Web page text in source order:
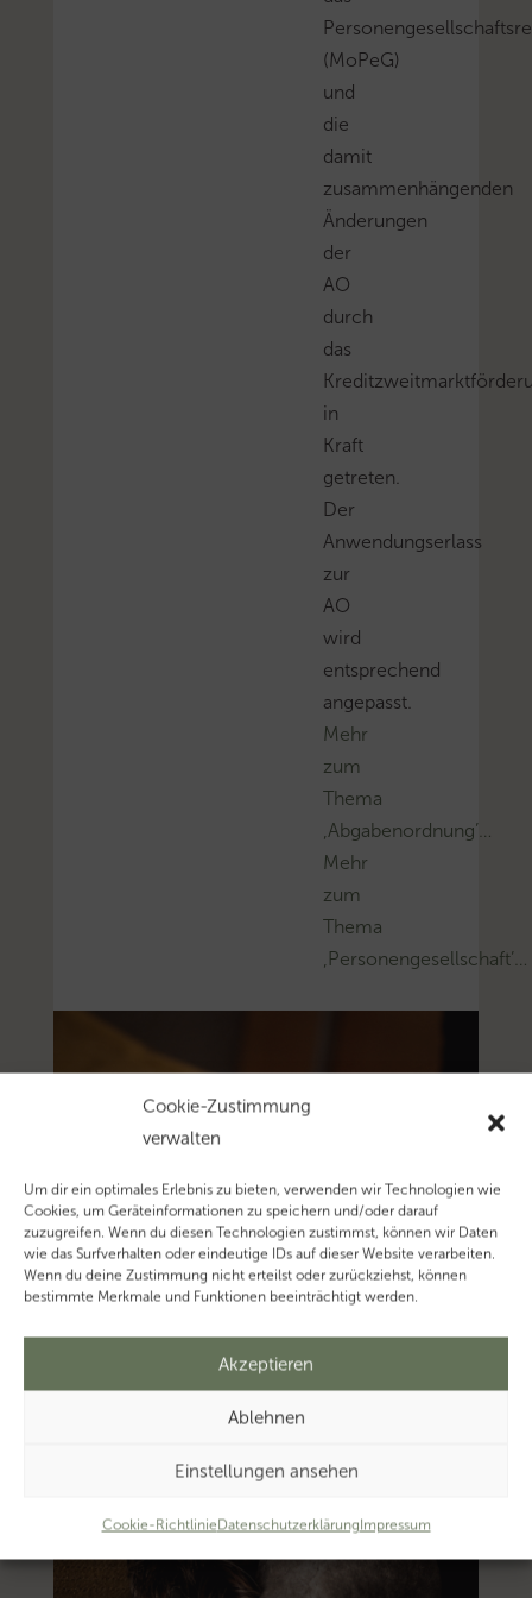
Cookie-Zustimmung
verwalten
Um dir ein optimales Erlebnis zu bieten, verwenden wir Technologien wie
Cookies, um Geräteinformationen zu speichern und/oder darauf
zuzugreifen. Wenn du diesen Technologien zustimmst, können wir Daten
wie das Surfverhalten oder eindeutige IDs auf dieser Website verarbeiten.
Wenn du deine Zustimmung nicht erteilst oder zurückziehst, können
bestimmte Merkmale und Funktionen beeinträchtigt werden.
Akzeptieren
Ablehnen
Einstellungen ansehen
Cookie-RichtlinieDatenschutzerklärungImpressum
(MoPeG)
und
die
damit
zusammenhängenden
Änderungen
der
AO
durch
das
in
Kraft
getreten.
Der
Anwendungserlass
zur
AO
wird
entsprechend
angepasst.
Mehr
zum
Thema
‚Abgabenordnung’…
Mehr
zum
Thema
‚Personengesellschaft’…